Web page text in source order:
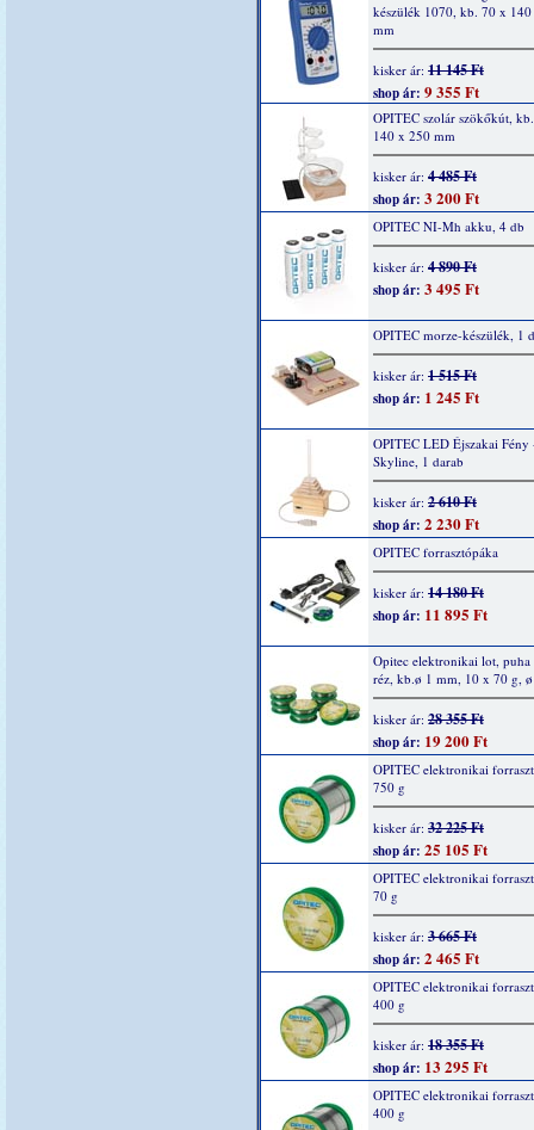
készülék 1070, kb. 70 x
mm
kisker ár: 11 145 Ft
shop ár: 9 355 Ft
OPITEC szolár szökőkút,
140 x 250 mm
kisker ár: 4 485 Ft
shop ár: 3 200 Ft
OPITEC NI-Mh akku, 4 db
kisker ár: 4 890 Ft
shop ár: 3 495 Ft
OPITEC morze-készülék, 1
kisker ár: 1 515 Ft
shop ár: 1 245 Ft
OPITEC LED Éjszakai Fény
Skyline, 1 darab
kisker ár: 2 610 Ft
shop ár: 2 230 Ft
OPITEC forrasztópáka
kisker ár: 14 180 Ft
shop ár: 11 895 Ft
Opitec elektronikai lot, puha
réz, kb.ø 1 mm, 10 x 70 g,
kisker ár: 28 355 Ft
shop ár: 19 200 Ft
OPITEC elektronikai
750 g
kisker ár: 32 225 Ft
shop ár: 25 105 Ft
OPITEC elektronikai
70 g
kisker ár: 3 665 Ft
shop ár: 2 465 Ft
OPITEC elektronikai
400 g
kisker ár: 18 355 Ft
shop ár: 13 295 Ft
OPITEC elektronikai
400 g